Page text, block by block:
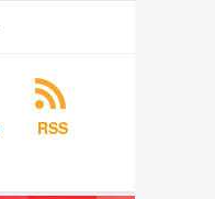
RSS